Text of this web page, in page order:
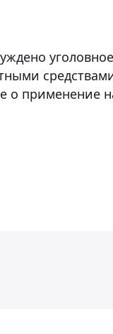
о применение